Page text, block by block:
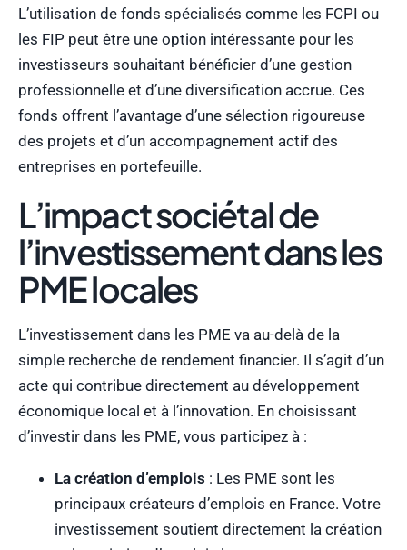
L’utilisation de fonds spécialisés comme les FCPI ou
les FIP peut être une option intéressante pour les
investisseurs souhaitant bénéficier d’une gestion
professionnelle et d’une diversification accrue. Ces
fonds offrent l’avantage d’une sélection rigoureuse
des projets et d’un accompagnement actif des
entreprises en portefeuille.
L’impact sociétal de
l’investissement dans les
PME locales
L’investissement dans les PME va au-delà de la
simple recherche de rendement financier. Il s’agit d’un
acte qui contribue directement au développement
économique local et à l’innovation. En choisissant
d’investir dans les PME, vous participez à :
La création d’emplois : Les PME sont les
principaux créateurs d’emplois en France. Votre
investissement soutient directement la création